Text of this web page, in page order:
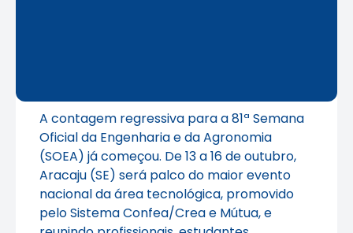
A contagem regressiva para a 81ª Semana
Oficial da Engenharia e da Agronomia
(SOEA) já começou. De 13 a 16 de outubro,
Aracaju (SE) será palco do maior evento
nacional da área tecnológica, promovido
pelo Sistema Confea/Crea e Mútua, e